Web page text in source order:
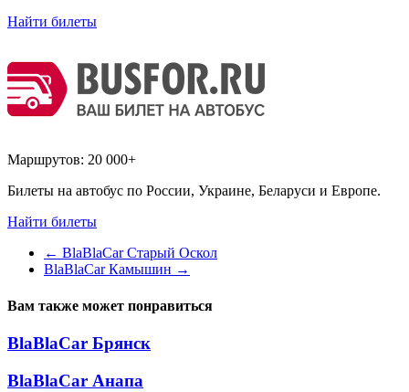
Найти билеты
Маршрутов: 20 000+
Билеты на автобус по России, Украине, Беларуси и Европе.
Найти билеты
← BlaBlaCar Старый Оскол
BlaBlaCar Камышин →
Вам также может понравиться
BlaBlaCar Брянск
BlaBlaCar Анапа